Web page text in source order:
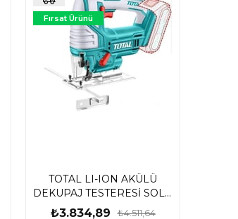
TOTAL LI-ION AKÜLÜ
DEKUPAJ TESTERESİ SOLO
TAGLO1008
₺3.834,89 ₺4.511,64
Fırsat Ürünü